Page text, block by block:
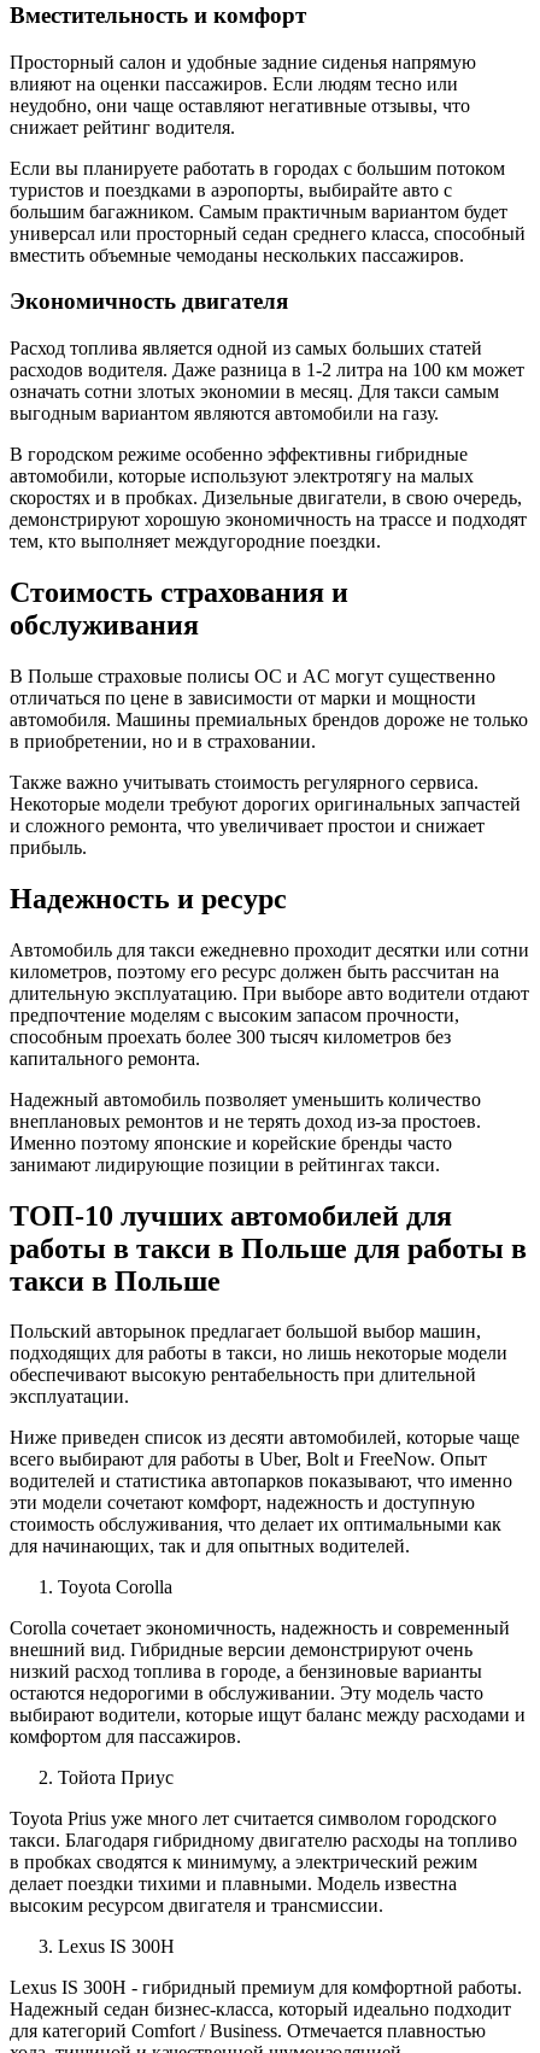
Вместительность и комфорт
Просторный салон и удобные задние сиденья напрямую
влияют на оценки пассажиров. Если людям тесно или
неудобно, они чаще оставляют негативные отзывы, что
снижает рейтинг водителя.
Если вы планируете работать в городах с большим потоком
туристов и поездками в аэропорты, выбирайте авто с
большим багажником. Самым практичным вариантом будет
универсал или просторный седан среднего класса, способный
вместить объемные чемоданы нескольких пассажиров.
Экономичность двигателя
Расход топлива является одной из самых больших статей
расходов водителя. Даже разница в 1-2 литра на 100 км может
означать сотни злотых экономии в месяц. Для такси самым
выгодным вариантом являются автомобили на газу.
В городском режиме особенно эффективны гибридные
автомобили, которые используют электротягу на малых
скоростях и в пробках. Дизельные двигатели, в свою очередь,
демонстрируют хорошую экономичность на трассе и подходят
тем, кто выполняет междугородние поездки.
Стоимость страхования и
обслуживания
В Польше страховые полисы OC и AC могут существенно
отличаться по цене в зависимости от марки и мощности
автомобиля. Машины премиальных брендов дороже не только
в приобретении, но и в страховании.
Также важно учитывать стоимость регулярного сервиса.
Некоторые модели требуют дорогих оригинальных запчастей
и сложного ремонта, что увеличивает простои и снижает
прибыль.
Надежность и ресурс
Автомобиль для такси ежедневно проходит десятки или сотни
километров, поэтому его ресурс должен быть рассчитан на
длительную эксплуатацию. При выборе авто водители отдают
предпочтение моделям с высоким запасом прочности,
способным проехать более 300 тысяч километров без
капитального ремонта.
Надежный автомобиль позволяет уменьшить количество
внеплановых ремонтов и не терять доход из-за простоев.
Именно поэтому японские и корейские бренды часто
занимают лидирующие позиции в рейтингах такси.
ТОП-10 лучших автомобилей для
работы в такси в Польше для работы в
такси в Польше
Польский авторынок предлагает большой выбор машин,
подходящих для работы в такси, но лишь некоторые модели
обеспечивают высокую рентабельность при длительной
эксплуатации.
Ниже приведен список из десяти автомобилей, которые чаще
всего выбирают для работы в Uber, Bolt и FreeNow. Опыт
водителей и статистика автопарков показывают, что именно
эти модели сочетают комфорт, надежность и доступную
стоимость обслуживания, что делает их оптимальными как
для начинающих, так и для опытных водителей.
Toyota Corolla
Corolla сочетает экономичность, надежность и современный
внешний вид. Гибридные версии демонстрируют очень
низкий расход топлива в городе, а бензиновые варианты
остаются недорогими в обслуживании. Эту модель часто
выбирают водители, которые ищут баланс между расходами и
комфортом для пассажиров.
Тойота Приус
Toyota Prius уже много лет считается символом городского
такси. Благодаря гибридному двигателю расходы на топливо
в пробках сводятся к минимуму, а электрический режим
делает поездки тихими и плавными. Модель известна
высоким ресурсом двигателя и трансмиссии.
Lexus IS 300H
Lexus IS 300H - гибридный премиум для комфортной работы.
Надежный седан бизнес-класса, который идеально подходит
для категорий Comfort / Business. Отмечается плавностью